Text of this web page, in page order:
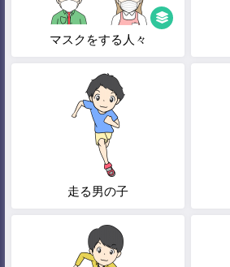
マスクをする人々
走る男の子